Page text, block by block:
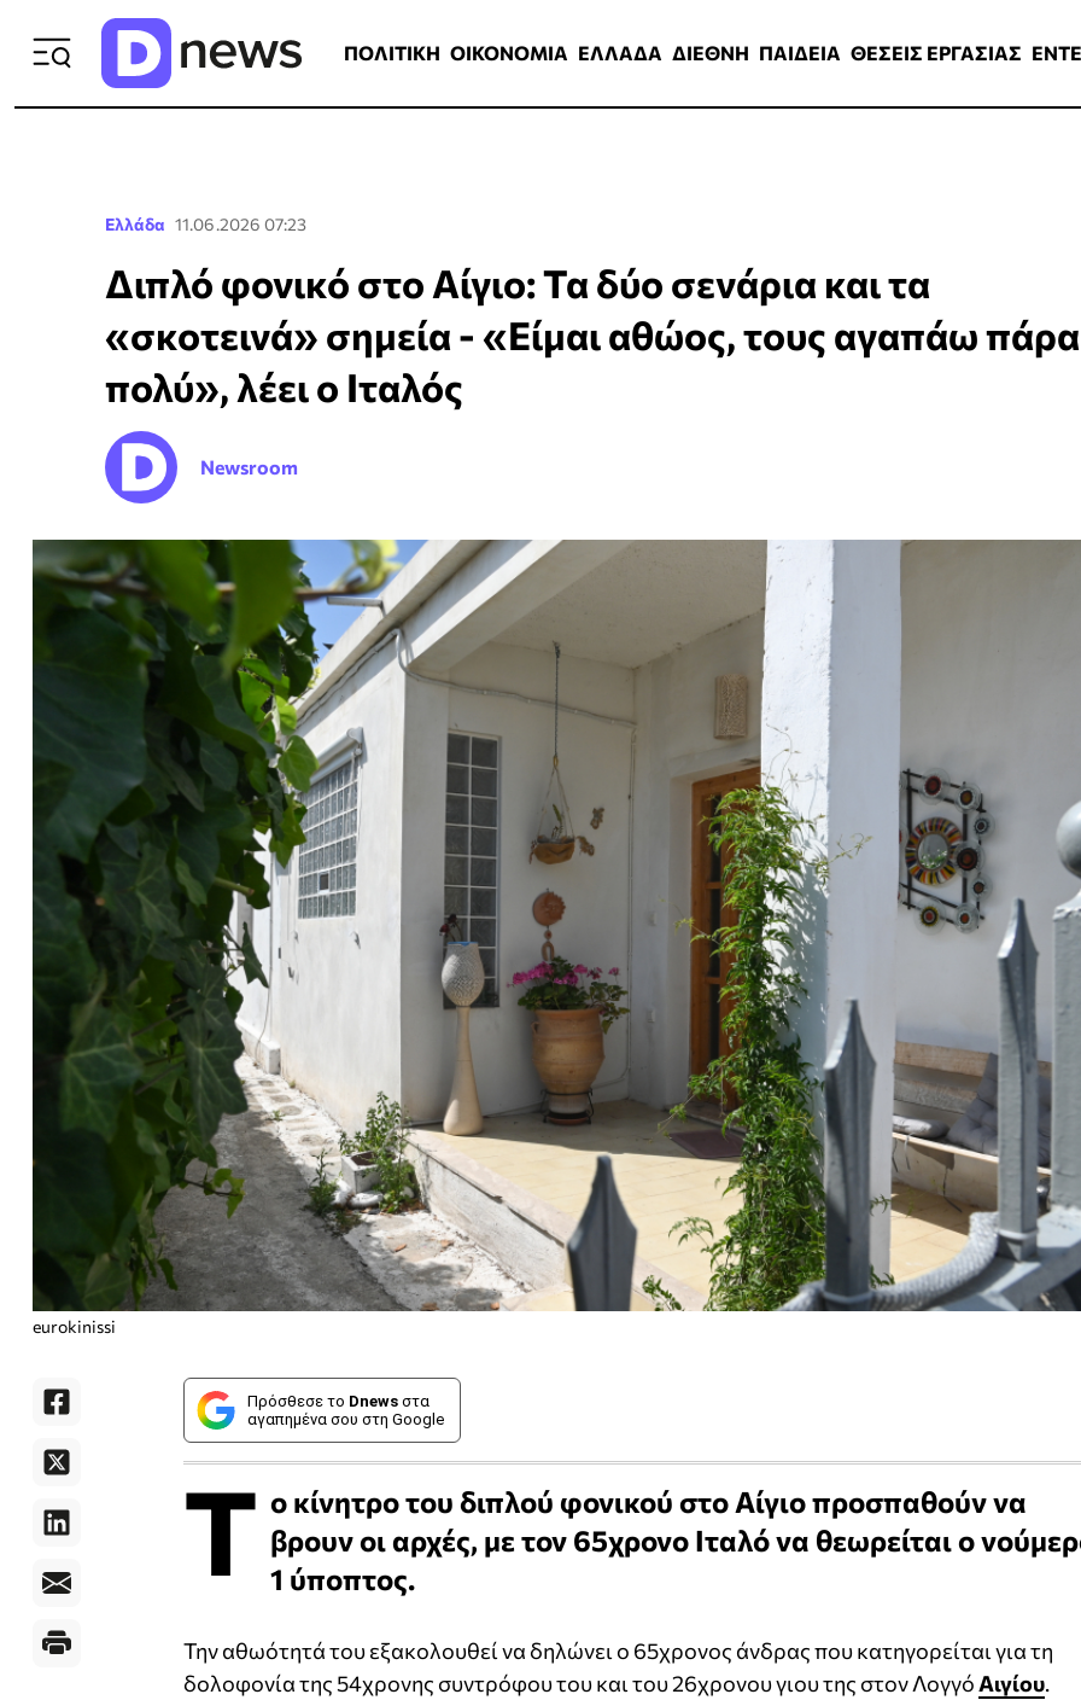
ΠΟΛΙΤΙΚΗ ΟΙΚΟΝΟΜΙΑ ΕΛΛΑΔΑ ΔΙΕΘΝΗ ΠΑΙΔΕΙΑ ΘΕΣΕΙΣ ΕΡΓΑΣΙΑΣ
Ελλάδα 11.06.2026 07:23
Διπλό φονικό στο Αίγιο: Τα δύο σενάρια και τα
«σκοτεινά» σημεία - «Είμαι αθώος, τους αγαπάω πάρα
πολύ», λέει ο Ιταλός
Newsroom
eurokinissi
Πρόσθεσε το Dnews στα
αγαπημένα σου στη Google
Τ ο κίνητρο του διπλού φονικού στο Αίγιο προσπαθούν να
βρουν οι αρχές, με τον 65χρονο Ιταλό να θεωρείται ο
1 ύποπτος.
Την αθωότητά του εξακολουθεί να δηλώνει ο 65χρονος άνδρας που κατηγορείται για τη
δολοφονία της 54χρονης συντρόφου του και του 26χρονου γιου της στον ΛογγόΑιγίου.